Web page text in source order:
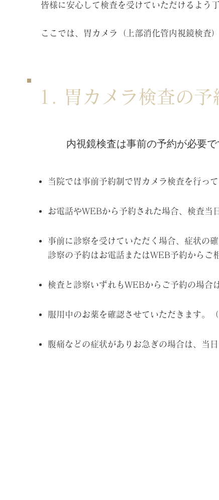
皆様に安心して検査を受けていただけるよう
ここでは、胃カメラ（上部消化管内視鏡検査
1. 胃カメラ検査の予
内視鏡検査は事前の予約が必要で
当院では事前予約制で胃カメラ検査を行っ
お電話やWEBから予約された場合、検査当
事前に診察を受けていただく場合、症状の
診察の予約はお電話またはWEB予約からご
検査と診察いずれもWEBからご予約の場合
服用中のお薬を確認させていただきます。
腹痛などの症状がありお急ぎの場合は、当